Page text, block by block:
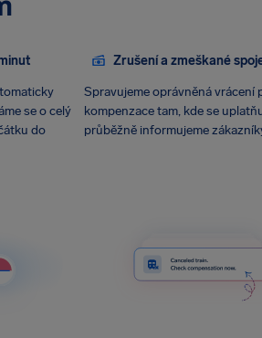
se o celý
do
Zrušení a zmeškané
Spravujeme oprávněná vrácení
kompenzace tam, kde se
průběžně informujeme